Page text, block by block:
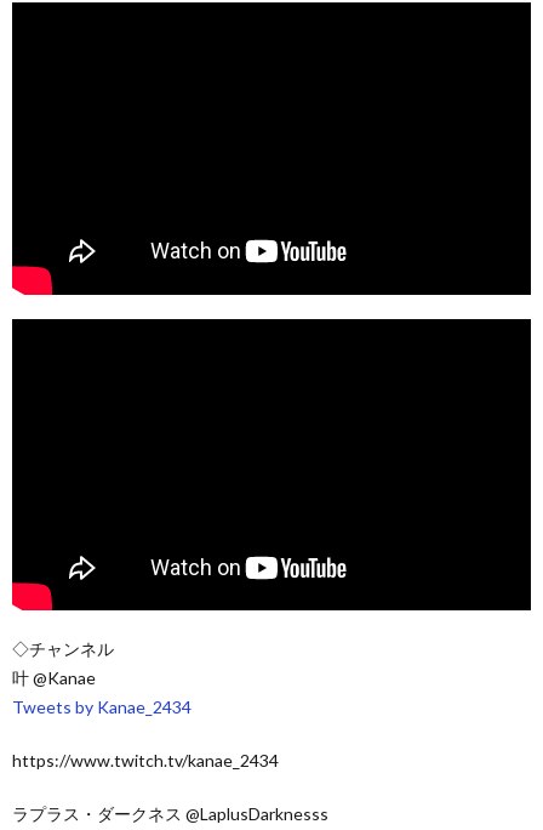
◇チャンネル
叶 @Kanae
Tweets by Kanae_2434
https://www.twitch.tv/kanae_2434
ラプラス・ダークネス @LaplusDarknesss